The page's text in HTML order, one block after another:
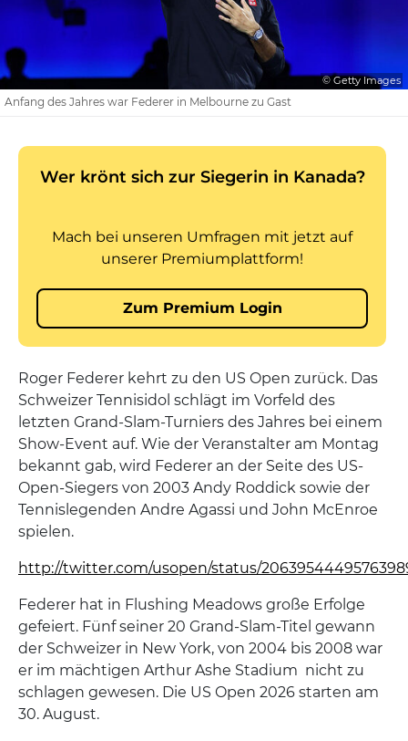
© Getty Images
Anfang des Jahres war Federer in Melbourne zu Gast
Roger Federer kehrt zu den US Open zurück. Das
Schweizer Tennisidol schlägt im Vorfeld des
letzten Grand-Slam-Turniers des Jahres bei einem
Show-Event auf. Wie der Veranstalter am Montag
bekannt gab, wird Federer an der Seite des US-
Open-Siegers von 2003 Andy Roddick sowie der
Tennislegenden Andre Agassi und John McEnroe
spielen.
http://twitter.com/usopen/status/
Federer hat in Flushing Meadows große Erfolge
gefeiert. Fünf seiner 20 Grand-Slam-Titel gewann
der Schweizer in New York, von 2004 bis 2008 war
er im mächtigen Arthur Ashe Stadium nicht zu
schlagen gewesen. Die US Open 2026 starten am
30. August.